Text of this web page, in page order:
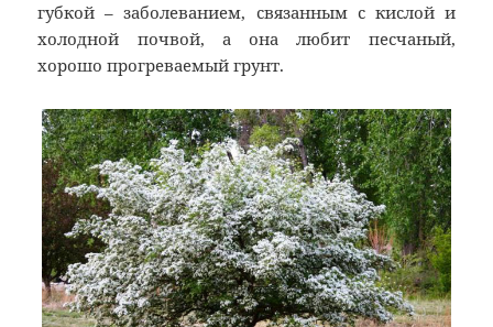
губкой – заболеванием, связанным с кислой и
холодной почвой, а она любит песчаный,
хорошо прогреваемый грунт.